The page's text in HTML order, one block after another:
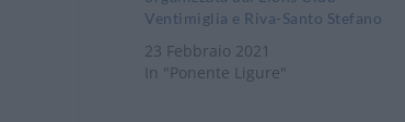
Ventimiglia e Riva-Santo Stefano
23 Febbraio 2021
In "Ponente Ligure"